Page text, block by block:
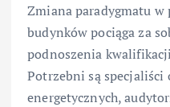
Zmiana paradygmatu
budynków pociąga za
podnoszenia
Potrzebni są specjaliści
energetycznych,